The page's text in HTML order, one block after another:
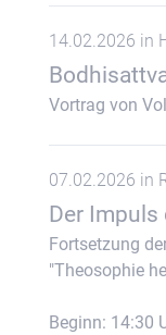
14.02.2026 in
Vortrag von
07.02.2026 in
Der Impuls
Fortsetzung
"Theosophie
Beginn: 14:30